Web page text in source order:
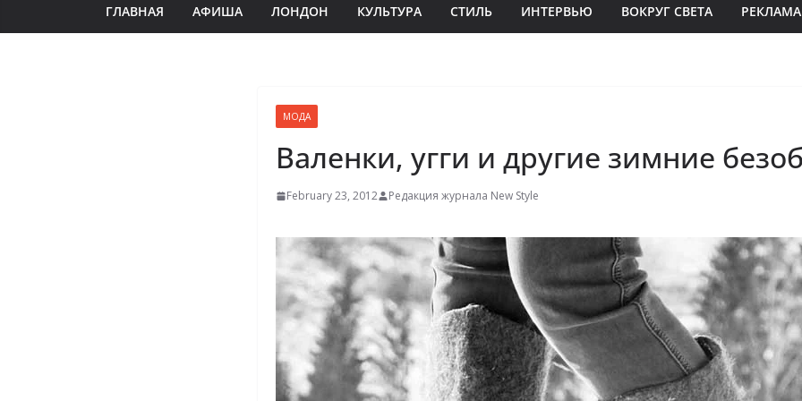
ГЛАВНАЯ АФИША ЛОНДОН КУЛЬТУРА СТИЛЬ ИНТЕРВЬЮ ВОКРУГ СВЕТА РЕКЛАМА
МОДА
Валенки, угги и другие зимние
February 23, 2012 Редакция журнала New Style